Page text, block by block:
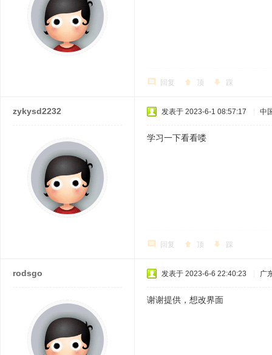
回复 顶 踩
zykysd2232 发表于 2023-6-1 08:57:17 中
学习一下看看喽
回复 顶 踩
rodsgo 发表于 2023-6-6 22:40:23 广
谢谢提供，想改界面